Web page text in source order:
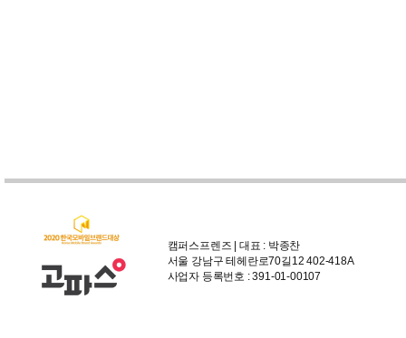
캠퍼스프렌즈 | 대표 : 박종찬
서울 강남구 테헤란로70길12 402-418A
사업자 등록번호 : 391-01-00107